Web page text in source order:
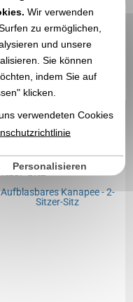
469,55 € exkl. MwSt.
Markierung
Lager: 23 Artikel
Kanapee -
Sitz
Wir verwenden
zu ermöglichen,
und unsere
Sie können
indem Sie auf
klicken.
verwendeten Cookies
Personalisieren